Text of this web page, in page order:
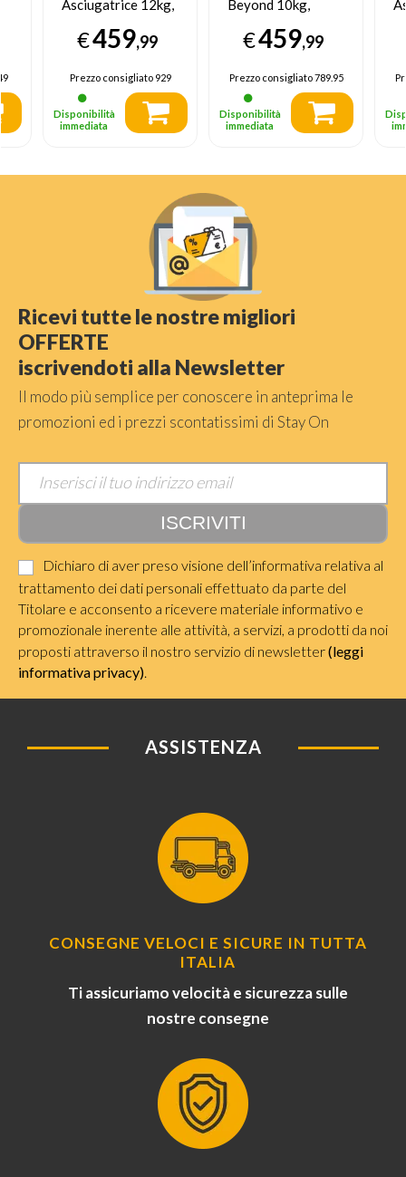
Asciugatrice 12kg,
€459,99
Prezzo consigliato929
Disponibilità
immediata
Beyond 10kg,
€459,99
Prezzo consigliato789.95
Disponibilità
immediata
Ricevi tutte le nostre migliori
OFFERTE
iscrivendoti alla Newsletter
Il modo più semplice per conoscere in anteprima le
promozioni ed i prezzi scontatissimi di Stay On
Dichiaro di aver preso visione dell’informativa relativa al
trattamento dei dati personali effettuato da parte del
Titolare e acconsento a ricevere materiale informativo e
promozionale inerente alle attività, a servizi, a prodotti da noi
proposti attraverso il nostro servizio di newsletter(leggi
informativa privacy).
ASSISTENZA
CONSEGNE VELOCI E SICURE IN TUTTA
ITALIA
Ti assicuriamo velocità e sicurezza sulle
nostre consegne